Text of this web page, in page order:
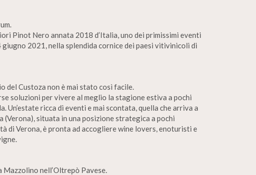
Pinot Nero annata 2018 d’Italia, uno dei primissimi eventi
2021, nella splendida cornice dei paesi vitivinicoli di
del Custoza non è mai stato così facile.
soluzioni per vivere al meglio la stagione estiva a pochi
Un’estate ricca di eventi e mai scontata, quella che arriva a
(Verona), situata in una posizione strategica a pochi
di Verona, è pronta ad accogliere wine lovers, enoturisti e
nell’Oltrepò Pavese.